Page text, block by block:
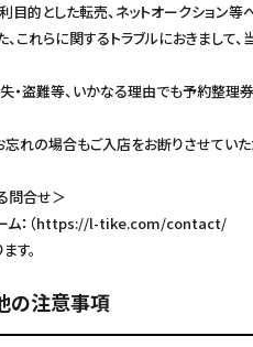
的とした転売、ネットオークション等
、これらに関するトラブルにおきまして、
・盗難等、いかなる理由でも予約整理
忘れの場合もご入店をお断りさせてい
問合せ＞
：（https://l-tike.com/contact/
す。
の注意事項